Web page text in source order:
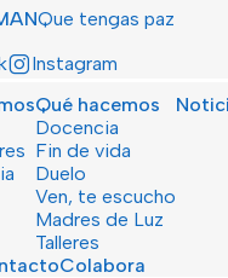
Que tengas paz
Instagram
Qué hacemos
Docencia
Fin de vida
Duelo
Ven, te escucho
Madres de Luz
Talleres
Colabora